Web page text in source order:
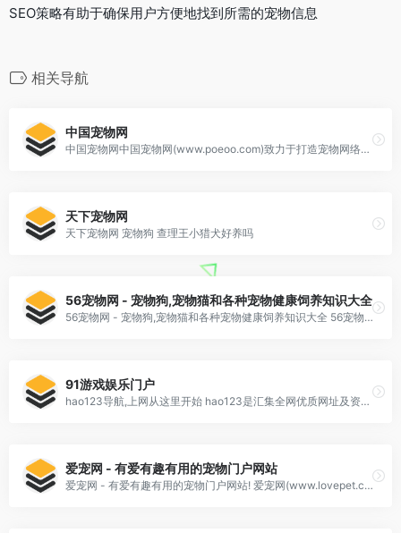
SEO策略有助于确保用户方便地找到所需的宠物信息
相关导航
中国宠物网
中国宠物网中国宠物网(www.poeoo.com)致力于打造宠物网络大数据平台,专注于宠物领域企业服务的门户网站。提供专业宠物行业资讯、宠物商机、宠物招商、宠物企业及产品。，
天下宠物网
天下宠物网 宠物狗 查理王小猎犬好养吗
56宠物网 - 宠物狗,宠物猫和各种宠物健康饲养知识大全
56宠物网 - 宠物狗,宠物猫和各种宠物健康饲养知识大全 56宠物网专门为爱宠人士提供宠物狗,宠物猫以及各种宠物的小知识,主要包括宠物品种大全、宠物百科大全、宠物狗饲养、宠物猫美容、宠物训练以及宠物新闻资讯,需要学习怎么养宠物以及了解宠物百科常.
91游戏娱乐门户
hao123导航,上网从这里开始 hao123是汇集全网优质网址及资源的中文上网导航。及时收录影视、音乐、小说、游戏等分类的网址和内容,让您的网络生活更简单精彩。上网,从hao123开始。 91游戏娱乐门户 -
爱宠网 - 有爱有趣有用的宠物门户网站
爱宠网 - 有爱有趣有用的宠物门户网站! 爱宠网(www.lovepet.cn),一个有爱、有趣又有用的宠物网站。为广大爱宠网友提供养宠知识,宠物故事,宠物趣味,宠物百科,宠物大全,宠物医疗,宠物美图,宠物养护,宠物美容,宠物训练,疾病导航，